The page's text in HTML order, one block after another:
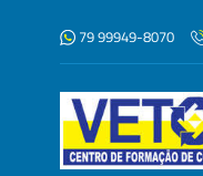
79 99949-8070